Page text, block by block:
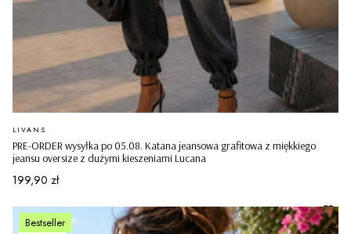
PRE-ORDER wysyłka po 05.08. Katana jeansowa grafitowa z miękkiego
jeansu oversize z dużymi kieszeniami Lucana
PRODUCENT
LIVANS
Cena
199,90 zł
Bestseller